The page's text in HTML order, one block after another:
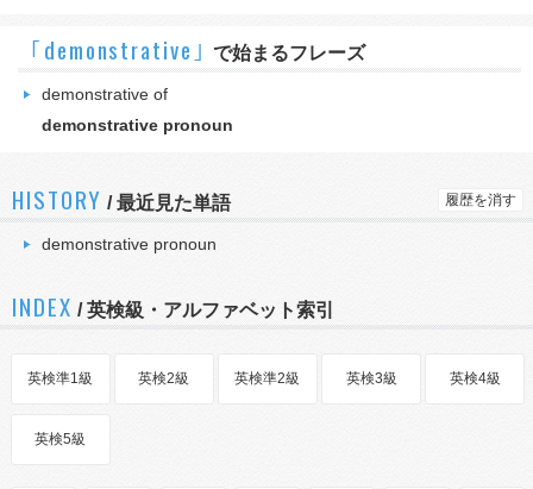
｢demonstrative｣ で始まるフレーズ
demonstrative of
demonstrative pronoun
HISTORY /最近見た単語 履歴を消す
demonstrative pronoun
INDEX / 英検級・アルファベット索引
英検準1級 英検2級 英検準2級 英検3級 英検4級
英検5級